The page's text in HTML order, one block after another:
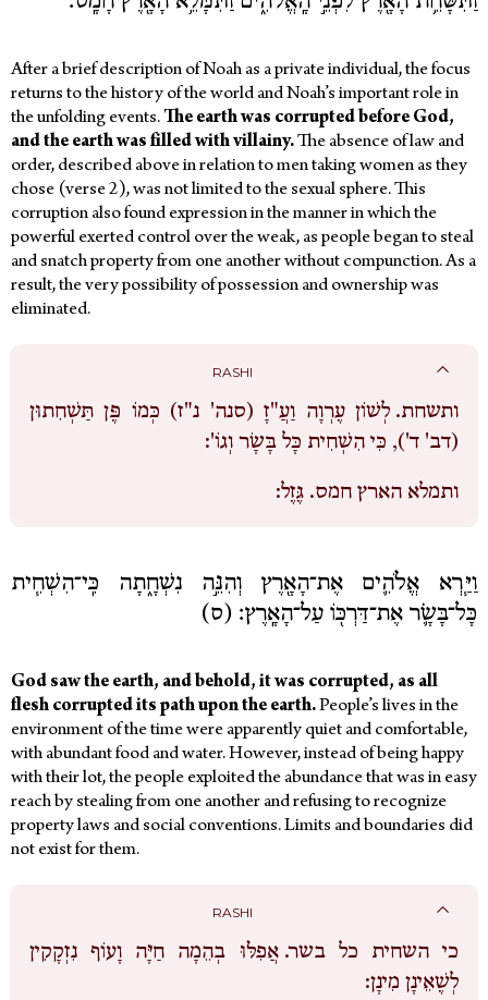
After a brief description of Noah as a private individual, the focus
returns to the history of the world and Noah’s important role in
the unfolding events.The earth was corrupted before God,
and the earth was filled with villainy.The absence of law and
order, described above in relation to men taking women as they
chose (verse 2), was not limited to the sexual sphere. This
corruption also found expression in the manner in which the
powerful exerted control over the weak, as people began to steal
and snatch property from one another without compunction. As a
result, the very possibility of possession and ownership was
eliminated.
RASHI
ותשחת. לְשׁוֹן עֶרְוָה וַעֲ"זָ (סנה' נ"ז) כְּמוֹ פֶּן תַּשְׁחִתוּן
(דב' ד'), כִּי הִשְׁחִית כָּל בָּשָׂר וְגוֹ':
ותמלא הארץ חמס. גֶּזֶל:
וַיַּ֧רְא אֱלֹהִ֛ים אֶת־הָאָ֖רֶץ וְהִנֵּ֣ה נִשְׁחָ֑תָה כִּֽי־הִשְׁחִ֧ית
כָּל־בָּשָׂ֛ר אֶת־דַּרְכּ֖וֹ עַל־הָאָֽרֶץ׃ (ס)
God saw the earth, and behold, it was corrupted, as all
flesh corrupted its path upon the earth.People’s lives in the
environment of the time were apparently quiet and comfortable,
with abundant food and water.However, instead of being happy
with their lot, the people exploited the abundance that was in easy
reach by stealing from one another and refusing to recognize
property laws and social conventions. Limits and boundaries did
not exist for them.
RASHI
כי השחית כל בשר. אֲפִלּוּ בְהֵמָה חַיָּה וָעוֹף נִזְקָקִין
לְשֶׁאֵינָן מִינָן: